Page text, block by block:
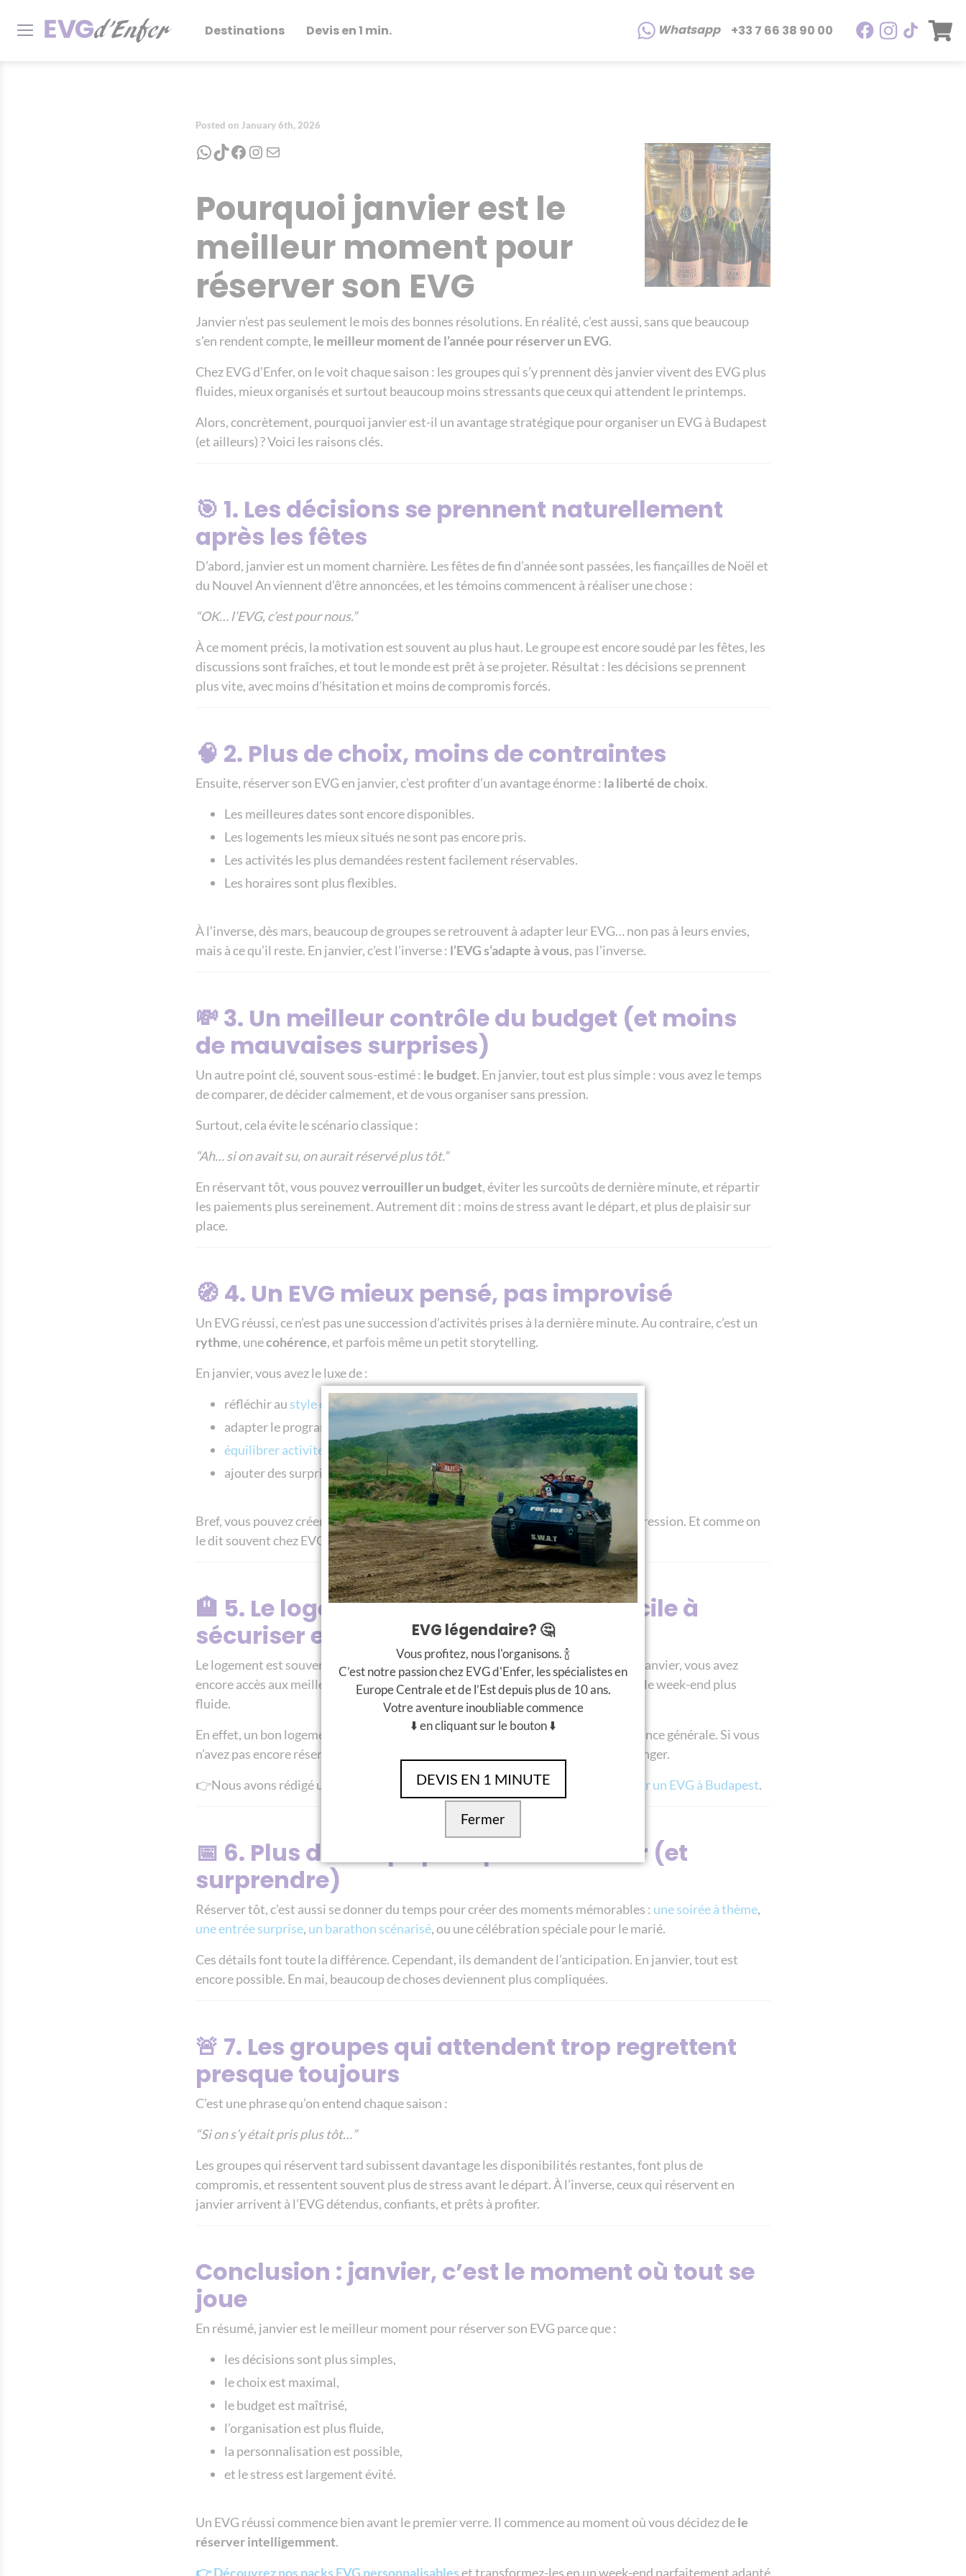
Destinations Devis en 1 min. Whatsapp +33 7 66 38 90 00
Posted on January 6th, 2026
WhatsApp
TikTok
Facebook
Instagram
Mail
Pourquoi janvier est le
meilleur moment pour
réserver son EVG
Janvier n’est pas seulement le mois des bonnes résolutions. En réalité, c’est aussi, sans que beaucoup
s’en rendent compte, le meilleur moment de l’année pour réserver un EVG.
Chez EVG d’Enfer, on le voit chaque saison : les groupes qui s’y prennent dès janvier vivent des EVG plus
fluides, mieux organisés et surtout beaucoup moins stressants que ceux qui attendent le printemps.
Alors, concrètement, pourquoi janvier est-il un avantage stratégique pour organiser un EVG à Budapest
(et ailleurs) ? Voici les raisons clés.
🎯 1. Les décisions se prennent naturellement
après les fêtes
D’abord, janvier est un moment charnière. Les fêtes de fin d’année sont passées, les fiançailles de Noël et
du Nouvel An viennent d’être annoncées, et les témoins commencent à réaliser une chose :
“OK… l’EVG, c’est pour nous.”
À ce moment précis, la motivation est souvent au plus haut. Le groupe est encore soudé par les fêtes, les
discussions sont fraîches, et tout le monde est prêt à se projeter. Résultat : les décisions se prennent
plus vite, avec moins d’hésitation et moins de compromis forcés.
🧠 2. Plus de choix, moins de contraintes
Ensuite, réserver son EVG en janvier, c’est profiter d’un avantage énorme : la liberté de choix.
Les meilleures dates sont encore disponibles.
Les logements les mieux situés ne sont pas encore pris.
Les activités les plus demandées restent facilement réservables.
Les horaires sont plus flexibles.
À l’inverse, dès mars, beaucoup de groupes se retrouvent à adapter leur EVG… non pas à leurs envies,
mais à ce qu’il reste. En janvier, c’est l’inverse : l’EVG s’adapte à vous, pas l’inverse.
💸 3. Un meilleur contrôle du budget (et moins
de mauvaises surprises)
Un autre point clé, souvent sous-estimé : le budget. En janvier, tout est plus simple : vous avez le temps
de comparer, de décider calmement, et de vous organiser sans pression.
Surtout, cela évite le scénario classique :
“Ah… si on avait su, on aurait réservé plus tôt.”
En réservant tôt, vous pouvezverrouiller un budget, éviter les surcoûts de dernière minute, et répartir
les paiements plus sereinement. Autrement dit : moins de stress avant le départ, et plus de plaisir sur
place.
🧭 4. Un EVG mieux pensé, pas improvisé
Un EVG réussi, ce n’est pas une succession d’activités prises à la dernière minute. Au contraire, c’est un
rythme, unecohérence, et parfois même un petit storytelling.
En janvier, vous avez le luxe de :
réfléchir au style du groupe,
adapter le programme à la personnalité du marié,
équilibrer activités, repos et soirées
ajouter des surprises intelligentes.
Bref, vous pouvez créer unEVG sur mesure, et non un week-end improvisé sous pression. Et comme on
le dit souvent chez EVG d’Enfer :moins de stress = plus de fun.
🏨 5. Le logement : l’élément le plus facile à
sécuriser en janvier
Le logement est souvent le premier vrai problème quand on réserve trop tard. En janvier, vous avez
encore accès aux meilleurs emplacements, ce qui rend la logistique plus simple et le week-end plus
fluide.
En effet, un bon logement influence le timing, l’énergie du groupe et même l’ambiance générale. Si vous
n’avez pas encore réservé, commencez par là : l’emplacement est un vrai game changer.
👉Nous avons rédigé un guide pour vous aider àtrouver le meilleur logement pour un EVG à Budapest.
📅 6. Plus de temps pour personnaliser (et
surprendre)
Réserver tôt, c’est aussi se donner du temps pour créer des moments mémorables : une soirée à thème,
une entrée surprise, un barathon scénarisé, ou une célébration spéciale pour le marié.
Ces détails font toute la différence. Cependant, ils demandent de l’anticipation. En janvier, tout est
encore possible. En mai, beaucoup de choses deviennent plus compliquées.
🚨 7. Les groupes qui attendent trop regrettent
presque toujours
C’est une phrase qu’on entend chaque saison :
“Si on s’y était pris plus tôt…”
Les groupes qui réservent tard subissent davantage les disponibilités restantes, font plus de
compromis, et ressentent souvent plus de stress avant le départ. À l’inverse, ceux qui réservent en
janvier arrivent à l’EVG détendus, confiants, et prêts à profiter.
Conclusion : janvier, c’est le moment où tout se
joue
En résumé, janvier est le meilleur moment pour réserver son EVG parce que :
les décisions sont plus simples,
le choix est maximal,
le budget est maîtrisé,
l’organisation est plus fluide,
la personnalisation est possible,
et le stress est largement évité.
Un EVG réussi commence bien avant le premier verre. Il commence au moment où vous décidez dele
réserver intelligemment.
👉 Découvrez nos packs EVG personnalisableset transformez-les en un week-end parfaitement adapté
EVG légendaire? 🤔
Vous profitez, nous l'organisons. 🍾
C’est notre passion chez EVG d'Enfer, les spécialistes en
Europe Centrale et de l’Est depuis plus de 10 ans.
Votre aventure inoubliable commence
⬇️ en cliquant sur le bouton ⬇️
DEVIS EN 1 MINUTE
Fermer